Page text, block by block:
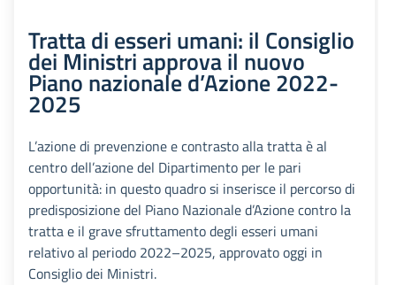
Tratta di esseri umani: il Consiglio
dei Ministri approva il nuovo
Piano nazionale d’Azione 2022-
2025
L’azione di prevenzione e contrasto alla tratta è al
centro dell’azione del Dipartimento per le pari
opportunità: in questo quadro si inserisce il percorso di
predisposizione del Piano Nazionale d’Azione contro la
tratta e il grave sfruttamento degli esseri umani
relativo al periodo 2022–2025, approvato oggi in
Consiglio dei Ministri.